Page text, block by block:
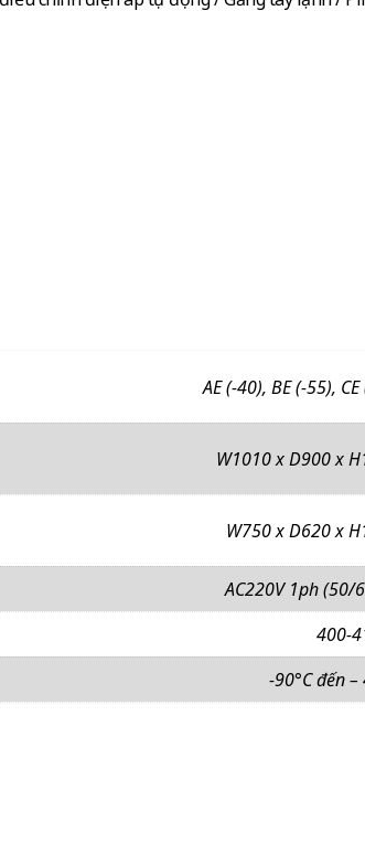
AE (-40), BE (-55),
W1010 x D900 x
W750 x D620 x
AC220V 1ph (50/
400-
-90°C đến –